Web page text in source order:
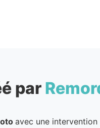
par
avec une